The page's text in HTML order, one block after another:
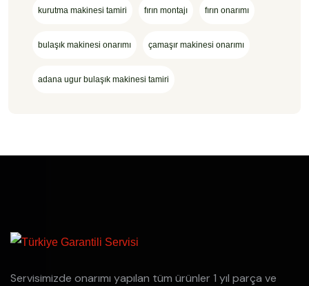
kurutma makinesi tamiri fırın montajı fırın onarımı
bulaşık makinesi onarımı çamaşır makinesi onarımı
adana ugur bulaşık makinesi tamiri
Servisimizde onarımı yapılan tüm ürünler 1 yıl parça ve